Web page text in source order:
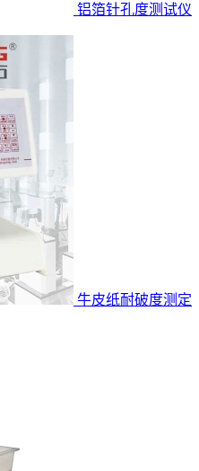
铝箔针孔度测试仪
牛皮纸耐破度测定